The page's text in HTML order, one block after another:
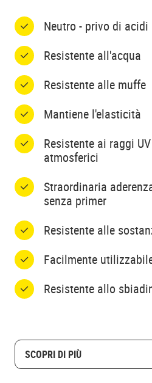
Neutro - privo di acidi
Resistente all'acqua
Resistente alle muffe
Mantiene l'elasticità
Resistente ai raggi
atmosferici
Straordinaria
senza primer
Resistente alle
Facilmente
Resistente allo
SCOPRI DI PIÙ